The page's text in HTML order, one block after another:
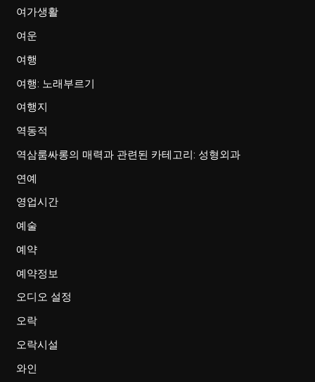
여가생활
여운
여행
여행: 노래부르기
여행지
역동적
역삼룸싸롱의 매력과 관련된 카테고리: 성형외과
연예
영업시간
예술
예약
예약정보
오디오 설정
오락
오락시설
와인